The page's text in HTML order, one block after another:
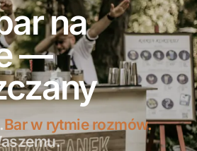
na
—
Bar w rytmie rozmów.